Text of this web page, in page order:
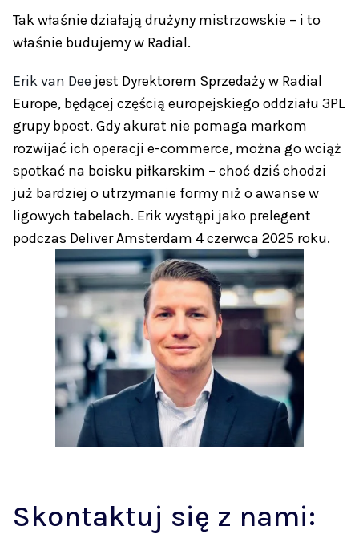
Tak właśnie działają drużyny mistrzowskie – i to
właśnie budujemy w Radial.
Erik van Dee jest Dyrektorem Sprzedaży w Radial
Europe, będącej częścią europejskiego oddziału 3PL
grupy bpost. Gdy akurat nie pomaga markom
rozwijać ich operacji e-commerce, można go wciąż
spotkać na boisku piłkarskim – choć dziś chodzi
już bardziej o utrzymanie formy niż o awanse w
ligowych tabelach. Erik wystąpi jako prelegent
podczas Deliver Amsterdam 4 czerwca 2025 roku.
Skontaktuj się z nami: